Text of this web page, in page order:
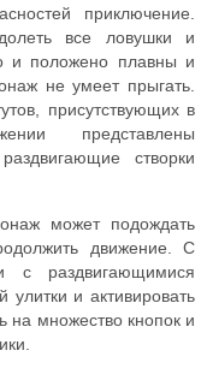
приключение.
все ловушки и
и положено плавны и
не умеет прыгать.
присутствующих в
представлены
створки
может подождать
движение. С
с раздвигающимися
и активировать
на множество кнопок и